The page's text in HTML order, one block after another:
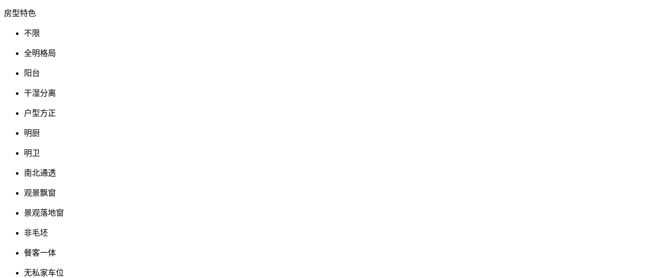
房型特色
不限
全明格局
阳台
干湿分离
户型方正
明厨
明卫
南北通透
观景飘窗
景观落地窗
非毛坯
餐客一体
无私家车位